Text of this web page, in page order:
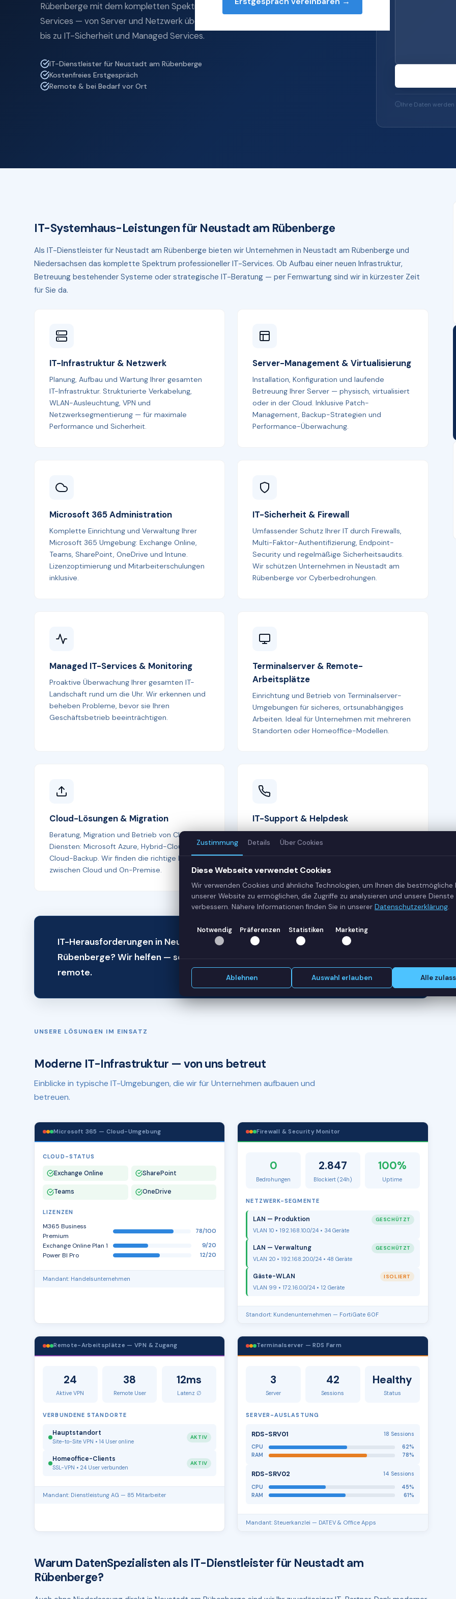
Rübenberge mit dem kompletten Spektrum professioneller IT-
Services — von Server und Netzwerk über Cloud und Microsoft 365
bis zu IT-Sicherheit und Managed Services.
IT-Dienstleister für Neustadt am Rübenberge
Kostenfreies Erstgespräch
Remote & bei Bedarf vor Ort
Ihre Daten
IT-Systemhaus-Leistungen für Neustadt am Rübenberge
Als IT-Dienstleister für Neustadt am Rübenberge bieten wir Unternehmen in Neustadt am Rübenberge und
Niedersachsen das komplette Spektrum professioneller IT-Services. Ob Aufbau einer neuen Infrastruktur,
Betreuung bestehender Systeme oder strategische IT-Beratung — per Fernwartung sind wir in kürzester Zeit
für Sie da.
IT-Infrastruktur & Netzwerk
Planung, Aufbau und Wartung Ihrer gesamten
IT-Infrastruktur. Strukturierte Verkabelung,
WLAN-Ausleuchtung, VPN und
Netzwerksegmentierung — für maximale
Performance und Sicherheit.
Server-Management & Virtualisierung
Installation, Konfiguration und laufende
Betreuung Ihrer Server — physisch, virtualisiert
oder in der Cloud. Inklusive Patch-
Management, Backup-Strategien und
Performance-Überwachung.
Microsoft 365 Administration
Komplette Einrichtung und Verwaltung Ihrer
Microsoft 365 Umgebung: Exchange Online,
Teams, SharePoint, OneDrive und Intune.
Lizenzoptimierung und Mitarbeiterschulungen
inklusive.
IT-Sicherheit & Firewall
Umfassender Schutz Ihrer IT durch Firewalls,
Multi-Faktor-Authentifizierung, Endpoint-
Security und regelmäßige Sicherheitsaudits.
Wir schützen Unternehmen in Neustadt am
Rübenberge vor Cyberbedrohungen.
Managed IT-Services & Monitoring
Proaktive Überwachung Ihrer gesamten IT-
Landschaft rund um die Uhr. Wir erkennen und
beheben Probleme, bevor sie Ihren
Geschäftsbetrieb beeinträchtigen.
Terminalserver & Remote-
Arbeitsplätze
Einrichtung und Betrieb von Terminalserver-
Umgebungen für sicheres, ortsunabhängiges
Arbeiten. Ideal für Unternehmen mit mehreren
Standorten oder Homeoffice-Modellen.
Cloud-Lösungen & Migration
Beratung, Migration und Betrieb von Cloud-
Diensten: Microsoft Azure, Hybrid-Cloud und
Cloud-Backup. Wir finden die richtige Balance
zwischen Cloud und On-Premise.
IT-Support & Helpdesk
Bedarf vor Ort. Unser Helpdesk ist Ihr erster
kompetent, freundlich und lösungsorientiert.
IT-Herausforderungen in Neustadt am
Rübenberge? Wir helfen — schnell, zuverlässig,
remote.
UNSERE LÖSUNGEN IM EINSATZ
Moderne IT-Infrastruktur — von uns betreut
Einblicke in typische IT-Umgebungen, die wir für Unternehmen aufbauen und
betreuen.
Microsoft 365 — Cloud-Umgebung
CLOUD-STATUS
Exchange Online SharePoint
Teams OneDrive
LIZENZEN
M365 Business
Premium
78/100
Exchange Online Plan 1 9/20
Power BI Pro 12/20
Mandant: Handelsunternehmen
Firewall & Security Monitor
0
Bedrohungen
2.847
Blockiert (24h)
100%
Uptime
NETZWERK-SEGMENTE
LAN — Produktion GESCHÜTZT
VLAN 10 • 192.168.10.0/24 • 34 Geräte
LAN — Verwaltung GESCHÜTZT
VLAN 20 • 192.168.20.0/24 • 48 Geräte
Gäste-WLAN ISOLIERT
VLAN 99 • 172.16.0.0/24 • 12 Geräte
Standort: Kundenunternehmen — FortiGate 60F
Remote-Arbeitsplätze — VPN & Zugang
24
Aktive VPN
38
Remote User
12ms
Latenz ∅
VERBUNDENE STANDORTE
Hauptstandort
Site-to-Site VPN • 14 User online
AKTIV
Homeoffice-Clients
SSL-VPN • 24 User verbunden
AKTIV
Mandant: Dienstleistung AG — 85 Mitarbeiter
Terminalserver — RDS Farm
3
Server
42
Sessions
Healthy
Status
SERVER-AUSLASTUNG
RDS-SRV01
18 Sessions
CPU
62%
RAM
78%
RDS-SRV02
14 Sessions
CPU
45%
RAM
61%
Mandant: Steuerkanzlei — DATEV & Office Apps
Warum DatenSpezialisten als IT-Dienstleister für Neustadt am
Rübenberge?
Zustimmung Details Über Cookies
Diese Webseite verwendet Cookies
Wir verwenden Cookies und ähnliche Technologien, um Ihnen die bestmögliche
unserer Website zu ermöglichen, die Zugriffe zu analysieren und unsere
verbessern. Nähere Informationen finden Sie in unserer Datenschutzerklärung.
Notwendig Präferenzen Statistiken Marketing
Ablehnen Auswahl erlauben Alle